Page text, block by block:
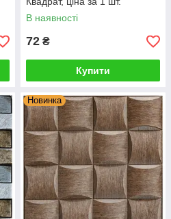
(СПП-605) SW-00000672
В наявності
72 ₴
Купити
Новинка